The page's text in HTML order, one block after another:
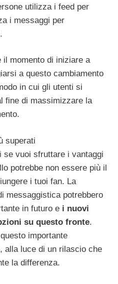
utilizza i feed per
i messaggi per
il momento di iniziare a
a questo cambiamento
in cui gli utenti si
fine di massimizzare la
superati
se vuoi sfruttare i vantaggi
potrebbe non essere più il
i tuoi fan. La
messaggistica potrebbero
in futuro e i nuovi
su questo fronte.
importante
alla luce di un rilascio che
la differenza.